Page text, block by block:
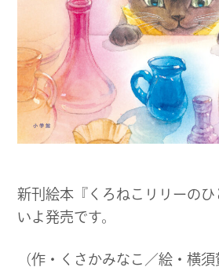
ェ
ブ
サ
イ
新刊絵本『くろねこリリーのひ
いよ発売です。
（作・くさかみなこ／絵・横